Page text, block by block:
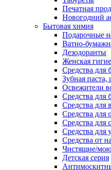
Печатная
Новогодний
Бытовая химия
Подарочные
Ватно-
Дезодоранты
Женская
Средства для
Зубная паста,
Освежители
Средства для
Средства для
Средства для
Средства для
Средства для
Средства от
Чистящие/
Детская серия